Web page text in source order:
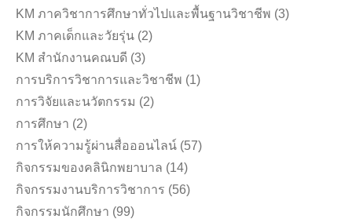
KM ภาควิชาการศึกษาทั่วไปและพื้นฐานวิชาชีพ (3)
KM ภาคเด็กและวัยรุ่น (2)
KM สำนักงานคณบดี (3)
การบริการวิชาการและวิชาชีพ (1)
การวิจัยและนวัตกรรม (2)
การศึกษา (2)
การให้ความรู้ผ่านสื่อออนไลน์ (57)
กิจกรรมของคลินิกพยาบาล (14)
กิจกรรมงานบริการวิชาการ (56)
กิจกรรมนักศึกษา (99)